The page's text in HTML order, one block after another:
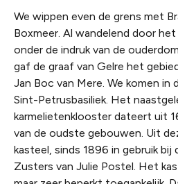
We wippen even de grens met
Boxmeer. Al wandelend door
onder de indruk van de
gaf de graaf van Gelre het
Jan Boc van Mere. We komen in
Sint-Petrusbasiliek. Het
karmelietenklooster dateert uit
van de oudste gebouwen. Uit
kasteel, sinds 1896 in gebruik bij
Zusters van Julie Postel. Het